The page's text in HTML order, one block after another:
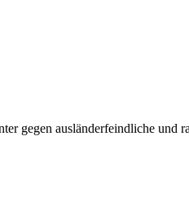
gegen ausländerfeindliche und